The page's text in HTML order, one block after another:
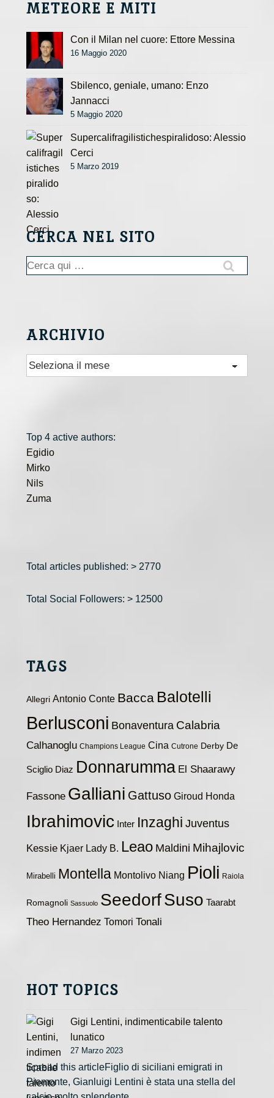
METEORE E MITI
Con il Milan nel cuore: Ettore Messina
16 Maggio 2020
Sbilenco, geniale, umano: Enzo
Jannacci
5 Maggio 2020
Supercalifragilistichespiralidoso: Alessio
Cerci
5 Marzo 2019
CERCA NEL SITO
Cerca:
ARCHIVIO
Archivio
Top 4 active authors:
Egidio
Mirko
Nils
Zuma
Total articles published: > 2770
Total Social Followers: > 12500
TAGS
Allegri Antonio Conte Bacca Balotelli
Berlusconi Bonaventura Calabria
Calhanoglu Champions League Cina Cutrone Derby De
Sciglio Diaz Donnarumma El Shaarawy
Fassone Galliani Gattuso Giroud Honda
Ibrahimovic Inter Inzaghi Juventus
Kessie Kjaer Lady B. Leao Maldini Mihajlovic
Mirabelli Montella Montolivo Niang Pioli Raiola
Romagnoli Sassuolo SeedorfSuso Taarabt
Theo Hernandez Tomori Tonali
HOT TOPICS
Gigi Lentini, indimenticabile talento
lunatico
27 Marzo 2023
Spread this articleFiglio di siciliani emigrati in
Piemonte, Gianluigi Lentini è stata una stella del